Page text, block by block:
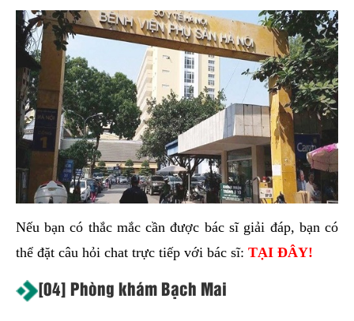
Nếu bạn có thắc mắc cần được bác sĩ giải đáp, bạn có
thể đặt câu hỏi chat trực tiếp với bác sĩ: TẠI ĐÂY!
[04] Phòng khám Bạch Mai